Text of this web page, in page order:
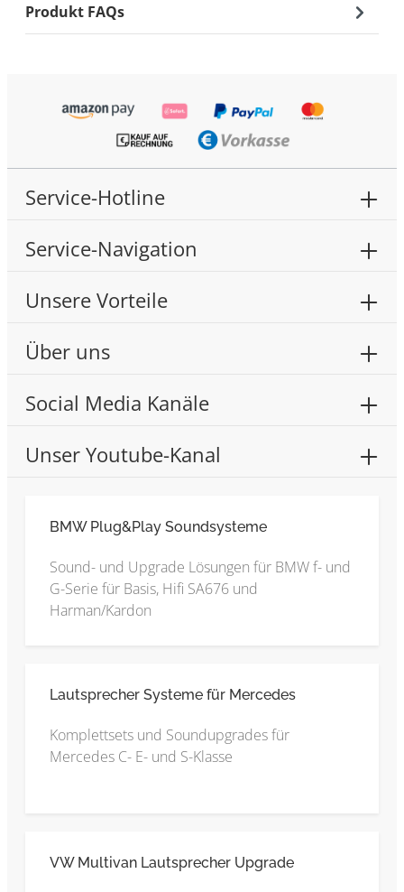
Produkt FAQs
Service-Hotline
Service-Navigation
Unsere Vorteile
Über uns
Social Media Kanäle
Unser Youtube-Kanal
BMW Plug&Play Soundsysteme
Sound- und Upgrade Lösungen für BMW f- und
G-Serie für Basis, Hifi SA676 und
Harman/Kardon
Lautsprecher Systeme für Mercedes
Komplettsets und Soundupgrades für
Mercedes C- E- und S-Klasse
VW Multivan Lautsprecher Upgrade